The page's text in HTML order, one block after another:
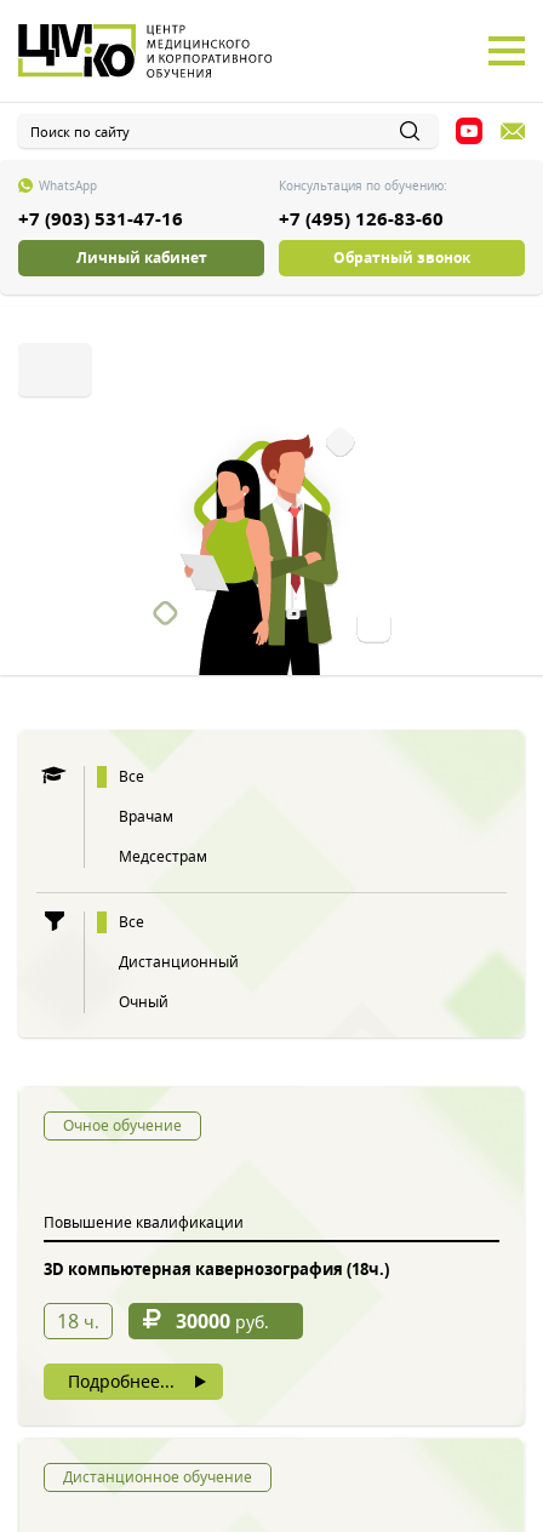
WhatsApp
+7 (903) 531-47-16
Консультация по обучению:
+7 (495) 126-83-60
Личный кабинет Обратный звонок
Все
Врачам
Медсестрам
Все
Дистанционный
Очный
Очное обучение
Повышение квалификации
3D компьютерная кавернозография (18ч.)
18 ч. 30000 руб.
Подробнее...
Дистанционное обучение